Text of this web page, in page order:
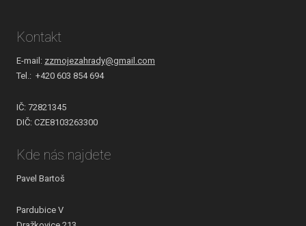
Kontakt
E-mail: zzmojezahrady@gmail.com
Tel.: +420 603 854 694
IČ: 72821345
DIČ: CZE8103263300
Kde nás najdete
Pavel Bartoš
Pardubice V